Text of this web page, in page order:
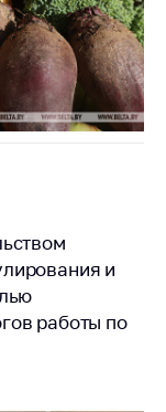
и
работы по